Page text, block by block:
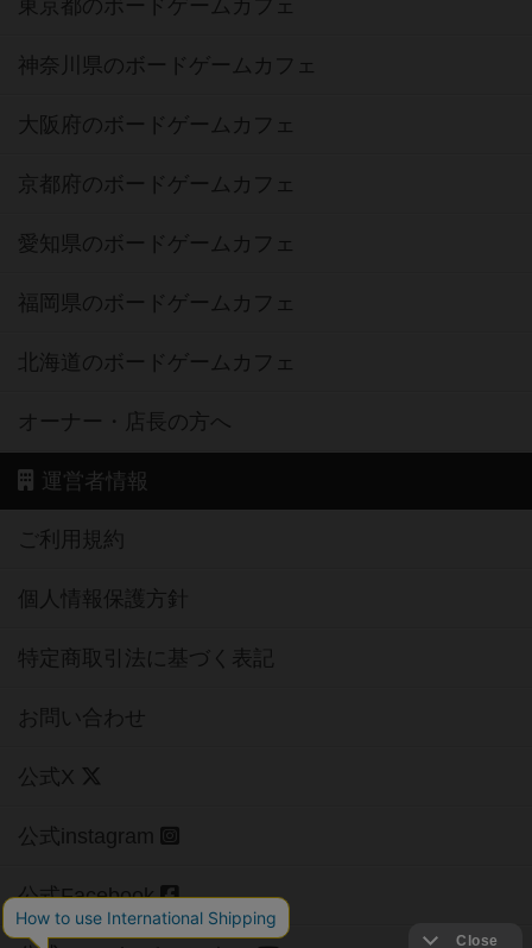
東京都のボードゲームカフェ
神奈川県のボードゲームカフェ
大阪府のボードゲームカフェ
京都府のボードゲームカフェ
愛知県のボードゲームカフェ
福岡県のボードゲームカフェ
北海道のボードゲームカフェ
オーナー・店長の方へ
運営者情報
ご利用規約
個人情報保護方針
特定商取引法に基づく表記
お問い合わせ
公式X
公式instagram
公式Facebook